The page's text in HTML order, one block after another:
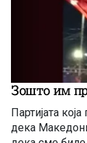
Зошто им
Партијата
дека